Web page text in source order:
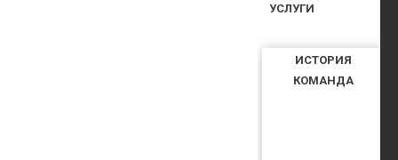
ИСТОРИЯ
КОМАНДА
УСЛУГИ